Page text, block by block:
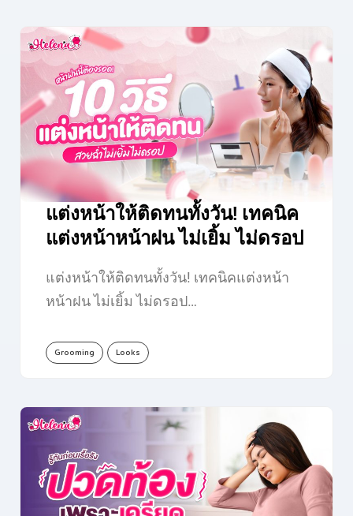
แต่งหน้าให้ติดทนทั้งวัน! เทคนิค
แต่งหน้าหน้าฝน ไม่เยิ้ม ไม่ดรอป
แต่งหน้าให้ติดทนทั้งวัน! เทคนิคแต่งหน้า
หน้าฝน ไม่เยิ้ม ไม่ดรอป…
Grooming Looks